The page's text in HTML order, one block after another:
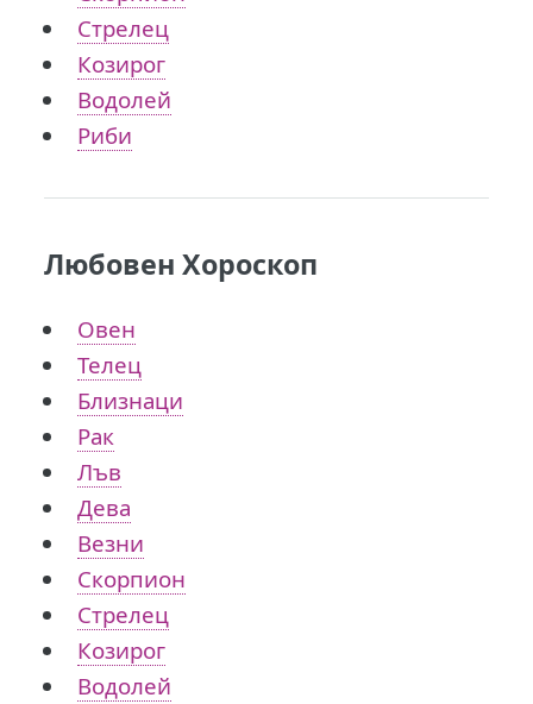
Стрелец
Козирог
Водолей
Риби
Любовен Хороскоп
Овен
Телец
Близнаци
Рак
Лъв
Дева
Везни
Скорпион
Стрелец
Козирог
Водолей